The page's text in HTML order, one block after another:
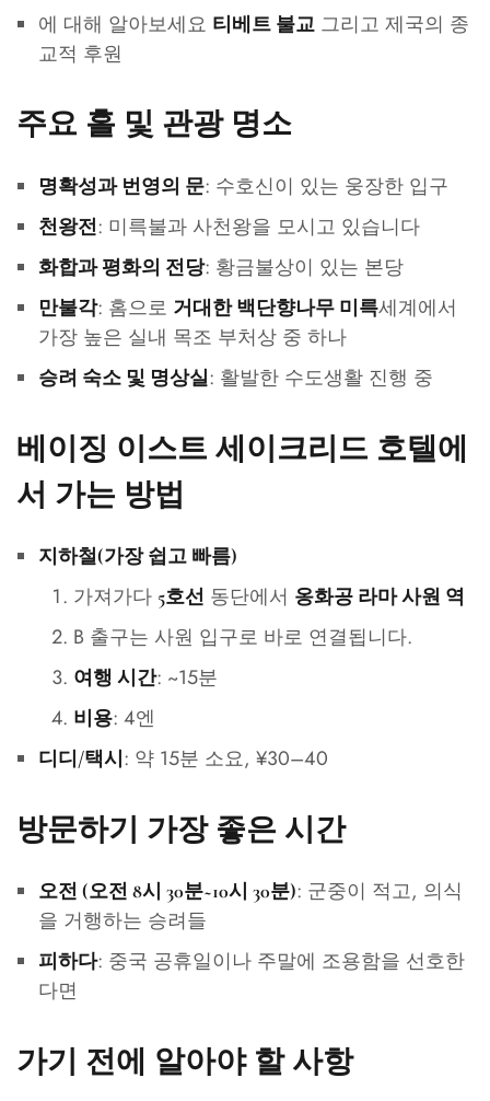
에 대해 알아보세요 티베트 불교그리고 제국의 종
교적 후원
주요 홀 및 관광 명소
명확성과 번영의 문: 수호신이 있는 웅장한 입구
천왕전: 미륵불과 사천왕을 모시고 있습니다
화합과 평화의 전당: 황금불상이 있는 본당
만불각: 홈으로 거대한 백단향나무 미륵세계에서
가장 높은 실내 목조 부처상 중 하나
승려 숙소 및 명상실: 활발한 수도생활 진행 중
베이징 이스트 세이크리드 호텔에
서 가는 방법
지하철(가장 쉽고 빠름)
가져가다 5호선 동단에서 옹화공 라마 사원 역
B 출구는 사원 입구로 바로 연결됩니다.
여행 시간: ~15분
비용: 4엔
디디/택시 : 약 15분 소요, ¥30–40
방문하기 가장 좋은 시간
오전 (오전 8시 30분~10시 30분): 군중이 적고, 의식
을 거행하는 승려들
피하다: 중국 공휴일이나 주말에 조용함을 선호한
다면
가기 전에 알아야 할 사항